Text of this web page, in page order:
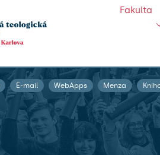
Fakulta
E-mail WebApps Menza